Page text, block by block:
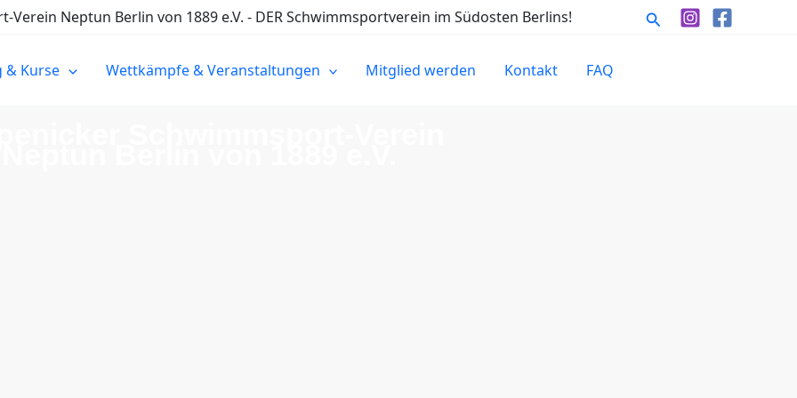
Verein Neptun Berlin von 1889 e.V. - DER Schwimmsportverein im Südosten Berlins! Suchen
& Kurse Wettkämpfe & Veranstaltungen Mitglied werden Kontakt FAQ